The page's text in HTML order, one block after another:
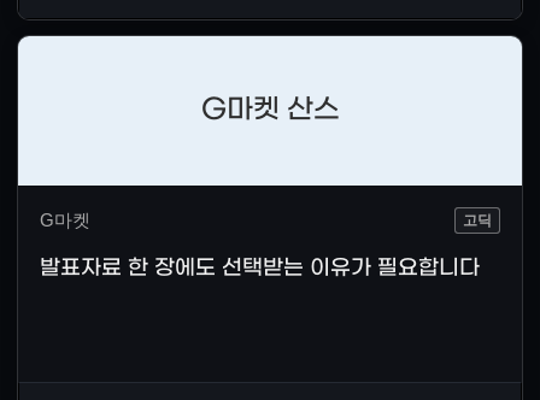
G마켓 산스
G마켓 고딕
발표자료 한 장에도 선택받는 이유가 필요합니다